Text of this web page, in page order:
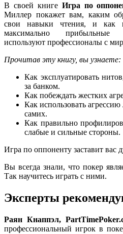
В своей книге Игра по
Миллер покажет вам, каким
свои навыки чтения, и как
максимально прибыльные
используют профессионалы с
Прочитав эту книгу, вы узнаете:
Как эксплуатировать
за банком.
Как побеждать жестких
Как использовать
самих.
Как правильно
слабые и сильные стороны.
Игра по оппоненту заставит вас
Вы всегда знали, что покер
Так научитесь играть с ними.
Эксперты
Раян Кнаппэл,
профессиональный игрок в